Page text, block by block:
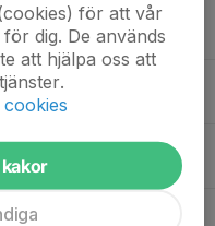
för att vår
dig. De används
att hjälpa oss att